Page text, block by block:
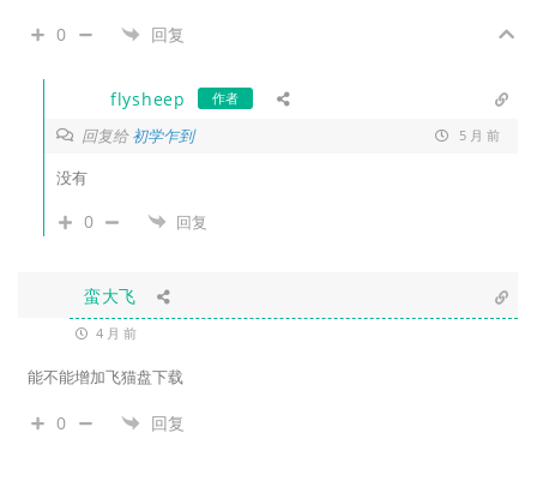
0 回复
flysheep 作者
回复给初学乍到 5 月 前
没有
0 回复
蛮大飞
4 月 前
能不能增加飞猫盘下载
0 回复